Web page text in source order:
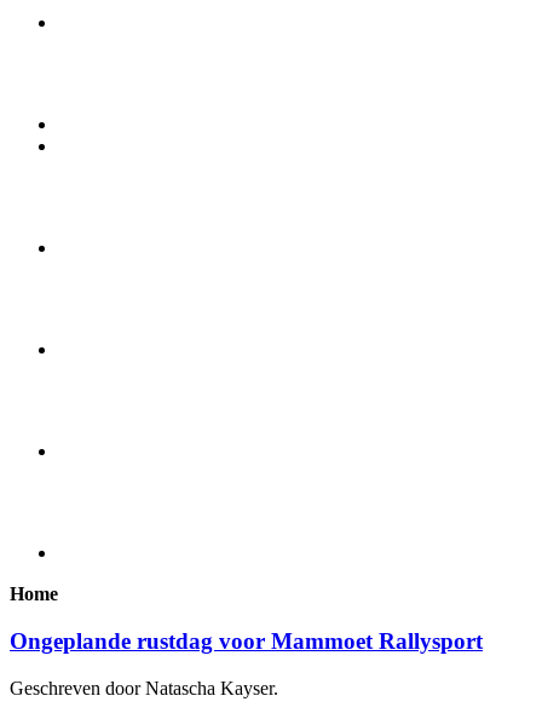
Home
Ongeplande rustdag voor Mammoet Rallysport
Geschreven door Natascha Kayser.